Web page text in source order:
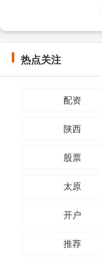
热点关注
配资
陕西
股票
太原
开户
推荐